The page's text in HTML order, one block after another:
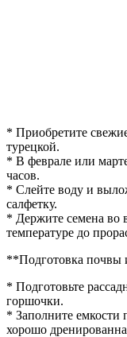
* Приобретите
турецкой.
* В феврале или
часов.
* Слейте воду и
салфетку.
* Держите семена во
температуре до
**Подготовка почвы
* Подготовьте
горшочки.
* Заполните емкости
хорошо